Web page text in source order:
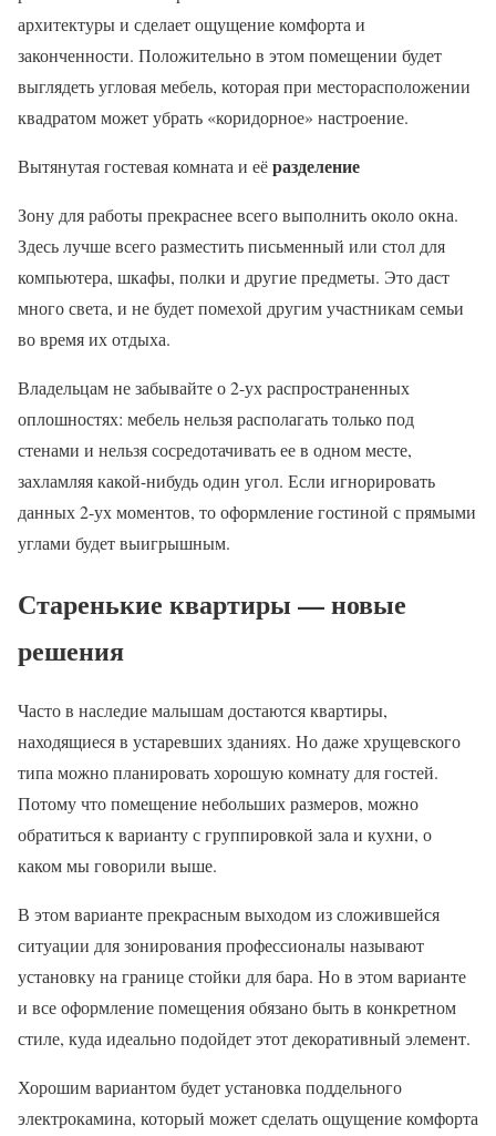
архитектуры и сделает ощущение комфорта и
законченности. Положительно в этом помещении будет
выглядеть угловая мебель, которая при месторасположении
квадратом может убрать «коридорное» настроение.
Вытянутая гостевая комната и еёразделение
Зону для работы прекраснее всего выполнить около окна.
Здесь лучше всего разместить письменный или стол для
компьютера, шкафы, полки и другие предметы. Это даст
много света, и не будет помехой другим участникам семьи
во время их отдыха.
Владельцам не забывайте о 2-ух распространенных
оплошностях: мебель нельзя располагать только под
стенами и нельзя сосредотачивать ее в одном месте,
захламляя какой-нибудь один угол. Если игнорировать
данных 2-ух моментов, то оформление гостиной с прямыми
углами будет выигрышным.
Старенькие квартиры — новые
решения
Часто в наследие малышам достаются квартиры,
находящиеся в устаревших зданиях. Но даже хрущевского
типа можно планировать хорошую комнату для гостей.
Потому что помещение небольших размеров, можно
обратиться к варианту с группировкой зала и кухни, о
каком мы говорили выше.
В этом варианте прекрасным выходом из сложившейся
ситуации для зонирования профессионалы называют
установку на границе стойки для бара. Но в этом варианте
и все оформление помещения обязано быть в конкретном
стиле, куда идеально подойдет этот декоративный элемент.
Хорошим вариантом будет установка поддельного
электрокамина, который может сделать ощущение комфорта